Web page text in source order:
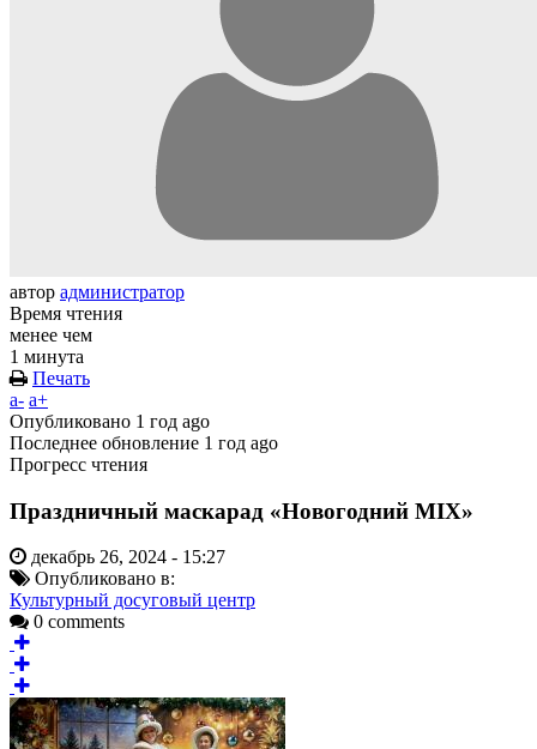
автор администратор
Время чтения
менее чем
1 минута
Печать
a- a+
Опубликовано 1 год ago
Последнее обновление 1 год ago
Прогресс чтения
Праздничный маскарад «Новогодний MIX»
декабрь 26, 2024 - 15:27
Опубликовано в:
Культурный досуговый центр
0 comments